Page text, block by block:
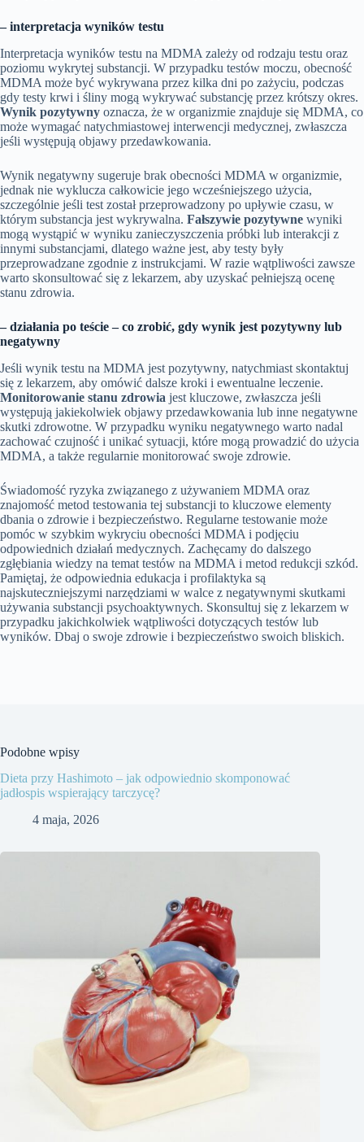
– interpretacja wyników testu
Interpretacja wyników testu na MDMA zależy od rodzaju testu oraz
poziomu wykrytej substancji. W przypadku testów moczu, obecność
MDMA może być wykrywana przez kilka dni po zażyciu, podczas
gdy testy krwi i śliny mogą wykrywać substancję przez krótszy okres.
Wynik pozytywny oznacza, że w organizmie znajduje się MDMA, co
może wymagać natychmiastowej interwencji medycznej, zwłaszcza
jeśli występują objawy przedawkowania.
Wynik negatywny sugeruje brak obecności MDMA w organizmie,
jednak nie wyklucza całkowicie jego wcześniejszego użycia,
szczególnie jeśli test został przeprowadzony po upływie czasu, w
którym substancja jest wykrywalna. Fałszywie pozytywne wyniki
mogą wystąpić w wyniku zanieczyszczenia próbki lub interakcji z
innymi substancjami, dlatego ważne jest, aby testy były
przeprowadzane zgodnie z instrukcjami. W razie wątpliwości zawsze
warto skonsultować się z lekarzem, aby uzyskać pełniejszą ocenę
stanu zdrowia.
– działania po teście – co zrobić, gdy wynik jest pozytywny lub
negatywny
Jeśli wynik testu na MDMA jest pozytywny, natychmiast skontaktuj
się z lekarzem, aby omówić dalsze kroki i ewentualne leczenie.
Monitorowanie stanu zdrowia jest kluczowe, zwłaszcza jeśli
występują jakiekolwiek objawy przedawkowania lub inne negatywne
skutki zdrowotne. W przypadku wyniku negatywnego warto nadal
zachować czujność i unikać sytuacji, które mogą prowadzić do użycia
MDMA, a także regularnie monitorować swoje zdrowie.
Świadomość ryzyka związanego z używaniem MDMA oraz
znajomość metod testowania tej substancji to kluczowe elementy
dbania o zdrowie i bezpieczeństwo. Regularne testowanie może
pomóc w szybkim wykryciu obecności MDMA i podjęciu
odpowiednich działań medycznych. Zachęcamy do dalszego
zgłębiania wiedzy na temat testów na MDMA i metod redukcji szkód.
Pamiętaj, że odpowiednia edukacja i profilaktyka są
najskuteczniejszymi narzędziami w walce z negatywnymi skutkami
używania substancji psychoaktywnych. Skonsultuj się z lekarzem w
przypadku jakichkolwiek wątpliwości dotyczących testów lub
wyników. Dbaj o swoje zdrowie i bezpieczeństwo swoich bliskich.
Podobne wpisy
Dieta przy Hashimoto – jak odpowiednio skomponować
jadłospis wspierający tarczycę?
4 maja, 2026